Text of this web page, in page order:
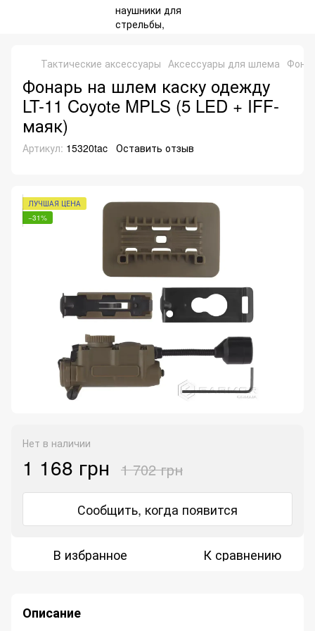
Тактические аксессуары Аксессуары для шлема
Фонарь на шлем каску одежду
LT-11 Coyote MPLS (5 LED + IFF-
маяк)
Артикул: 15320tac Оставить отзыв
ЛУЧШАЯ ЦЕНА
−31%
Нет в наличии
1 168 грн 1 702 грн
Сообщить, когда появится
В избранное К сравнению
Описание